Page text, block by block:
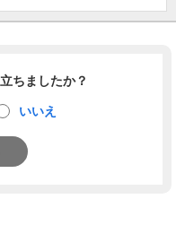
ちましたか？
いいえ